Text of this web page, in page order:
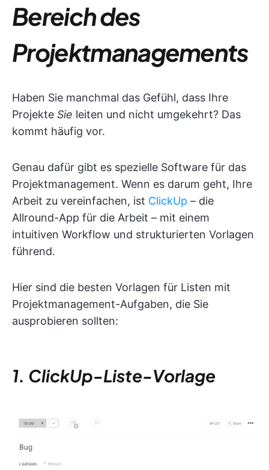
Bereich des
Projektmanagements
Haben Sie manchmal das Gefühl, dass Ihre
Projekte Sie leiten und nicht umgekehrt? Das
kommt häufig vor.
Genau dafür gibt es spezielle Software für das
Projektmanagement. Wenn es darum geht, Ihre
Arbeit zu vereinfachen, ist ClickUp – die
Allround-App für die Arbeit – mit einem
intuitiven Workflow und strukturierten Vorlagen
führend.
Hier sind die besten Vorlagen für Listen mit
Projektmanagement-Aufgaben, die Sie
ausprobieren sollten:
1. ClickUp-Liste-Vorlage